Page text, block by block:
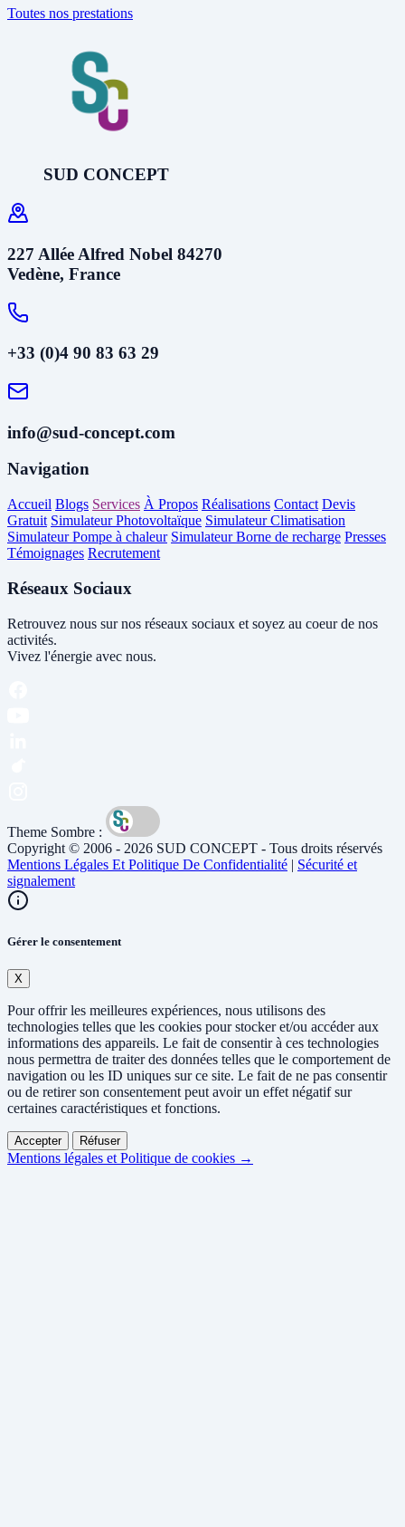
Toutes nos prestations
SUD CONCEPT
227 Allée Alfred Nobel 84270
Vedène, France
+33 (0)4 90 83 63 29
info@sud-concept.com
Navigation
Accueil Blogs Services À Propos Réalisations Contact Devis
Gratuit Simulateur Photovoltaïque Simulateur Climatisation
Simulateur Pompe à chaleur Simulateur Borne de recharge Presses
Témoignages Recrutement
Réseaux Sociaux
Retrouvez nous sur nos réseaux sociaux et soyez au coeur de nos
activités.
Vivez l'énergie avec nous.
Theme Sombre :
Copyright © 2006 - 2026 SUD CONCEPT - Tous droits réservés
Mentions Légales Et Politique De Confidentialité | Sécurité et
signalement
Gérer le consentement
X
Pour offrir les meilleures expériences, nous utilisons des
technologies telles que les cookies pour stocker et/ou accéder aux
informations des appareils. Le fait de consentir à ces technologies
nous permettra de traiter des données telles que le comportement de
navigation ou les ID uniques sur ce site. Le fait de ne pas consentir
ou de retirer son consentement peut avoir un effet négatif sur
certaines caractéristiques et fonctions.
Accepter Réfuser
Mentions légales et Politique de cookies →